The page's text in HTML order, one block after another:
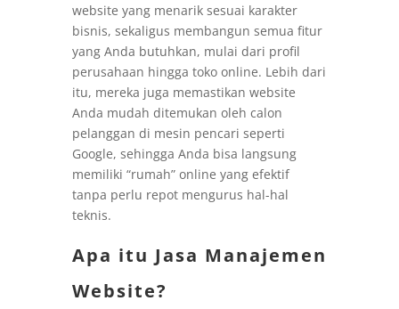
website yang menarik sesuai karakter
bisnis, sekaligus membangun semua fitur
yang Anda butuhkan, mulai dari profil
perusahaan hingga toko online. Lebih dari
itu, mereka juga memastikan website
Anda mudah ditemukan oleh calon
pelanggan di mesin pencari seperti
Google, sehingga Anda bisa langsung
memiliki “rumah” online yang efektif
tanpa perlu repot mengurus hal-hal
teknis.
Apa itu Jasa Manajemen
Website?